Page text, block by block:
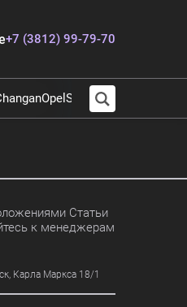
+7 (3812) 99-79-70
Opel SuzukiAudi
Статьи
к менеджерам
Карла Маркса 18/1